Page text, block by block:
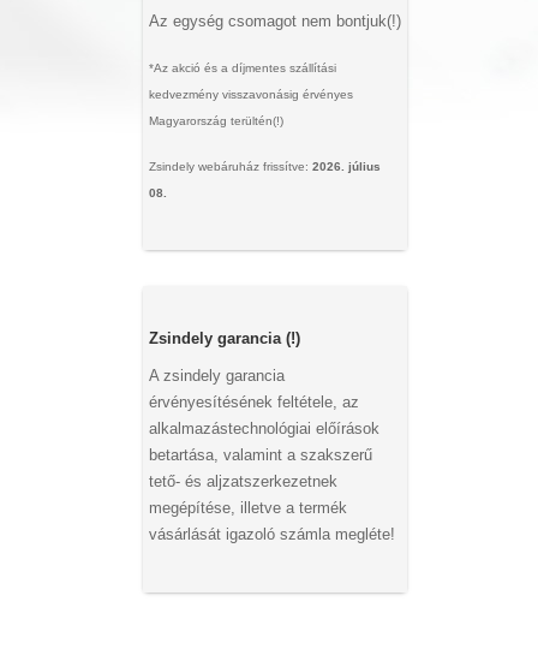
Az egység csomagot nem bontjuk(!)
*Az akció és a díjmentes szállítási
kedvezmény visszavonásig érvényes
Magyarország terültén(!)
Zsindely webáruház frissítve: 2026. július
08.
Zsindely garancia (!)
A zsindely garancia
érvényesítésének feltétele, az
alkalmazástechnológiai előírások
betartása, valamint a szakszerű
tető- és aljzatszerkezetnek
megépítése, illetve a termék
vásárlását igazoló számla megléte!